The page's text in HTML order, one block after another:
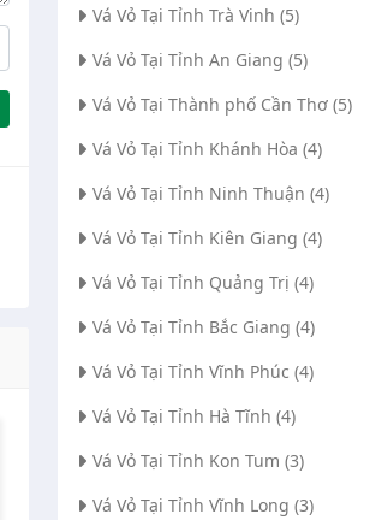
Vá Vỏ Tại Tỉnh Trà Vinh (5)
Vá Vỏ Tại Tỉnh An Giang (5)
Vá Vỏ Tại Thành phố Cần Thơ (5)
Vá Vỏ Tại Tỉnh Khánh Hòa (4)
Vá Vỏ Tại Tỉnh Ninh Thuận (4)
Vá Vỏ Tại Tỉnh Kiên Giang (4)
Vá Vỏ Tại Tỉnh Quảng Trị (4)
Vá Vỏ Tại Tỉnh Bắc Giang (4)
Vá Vỏ Tại Tỉnh Vĩnh Phúc (4)
Vá Vỏ Tại Tỉnh Hà Tĩnh (4)
Vá Vỏ Tại Tỉnh Kon Tum (3)
Vá Vỏ Tại Tỉnh Vĩnh Long (3)